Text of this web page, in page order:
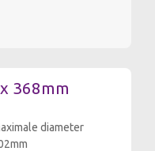
368mm
diameter